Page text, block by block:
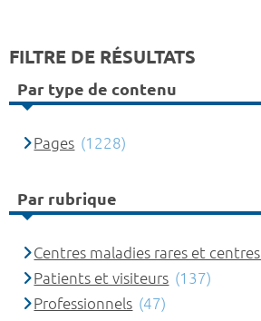
FILTRE DE RÉSULTATS
Par type de contenu
Pages (1228)
Par rubrique
Centres maladies rares et
Patients et visiteurs (137)
Professionnels (47)